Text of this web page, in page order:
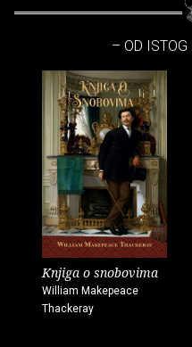
– OD
Knjiga o snobovima
William Makepeace
Thackeray